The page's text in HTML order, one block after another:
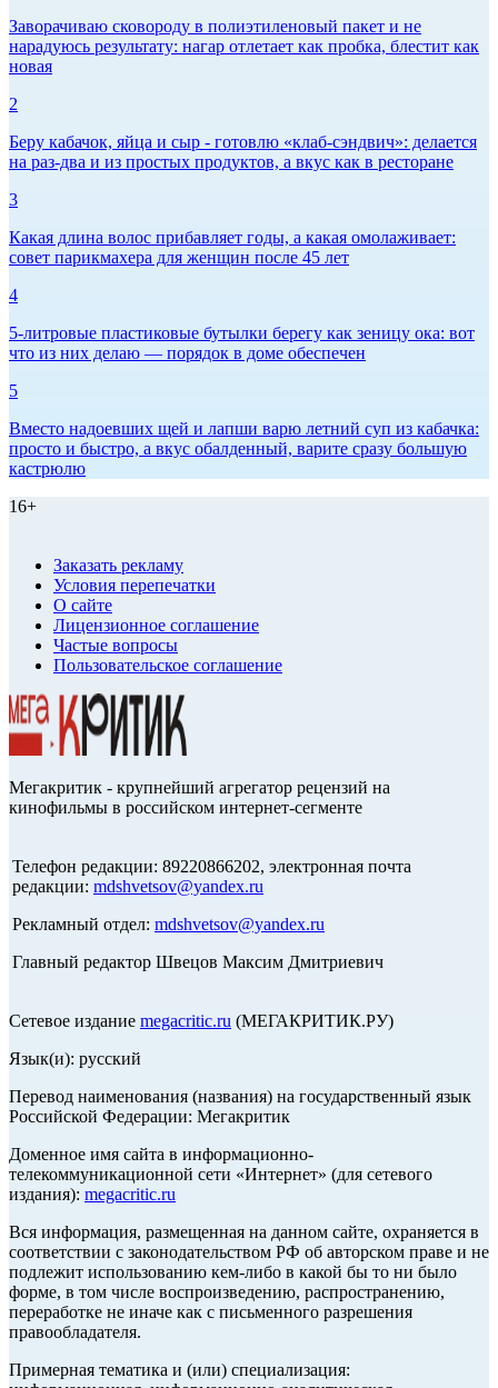
Заворачиваю сковороду в полиэтиленовый пакет и не
нарадуюсь результату: нагар отлетает как пробка, блестит как
новая
2
Беру кабачок, яйца и сыр - готовлю «клаб-сэндвич»: делается
на раз-два и из простых продуктов, а вкус как в ресторане
3
Какая длина волос прибавляет годы, а какая омолаживает:
совет парикмахера для женщин после 45 лет
4
5-литровые пластиковые бутылки берегу как зеницу ока: вот
что из них делаю — порядок в доме обеспечен
5
Вместо надоевших щей и лапши варю летний суп из кабачка:
просто и быстро, а вкус обалденный, варите сразу большую
кастрюлю
16+
Заказать рекламу
Условия перепечатки
О сайте
Лицензионное соглашение
Частые вопросы
Пользовательское соглашение
Мегакритик - крупнейший агрегатор рецензий на
кинофильмы в российском интернет-сегменте
Телефон редакции: 89220866202, электронная почта
редакции: mdshvetsov@yandex.ru
Рекламный отдел: mdshvetsov@yandex.ru
Главный редактор Швецов Максим Дмитриевич
Сетевое издание megacritic.ru (МЕГАКРИТИК.РУ)
Язык(и): русский
Перевод наименования (названия) на государственный язык
Российской Федерации: Мегакритик
Доменное имя сайта в информационно-
телекоммуникационной сети «Интернет» (для сетевого
издания): megacritic.ru
Вся информация, размещенная на данном сайте, охраняется в
соответствии с законодательством РФ об авторском праве и не
подлежит использованию кем-либо в какой бы то ни было
форме, в том числе воспроизведению, распространению,
переработке не иначе как с письменного разрешения
правообладателя.
Примерная тематика и (или) специализация: